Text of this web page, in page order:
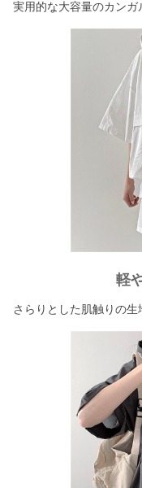
実用的な大容量のカン
軽
さらりとした肌触りの